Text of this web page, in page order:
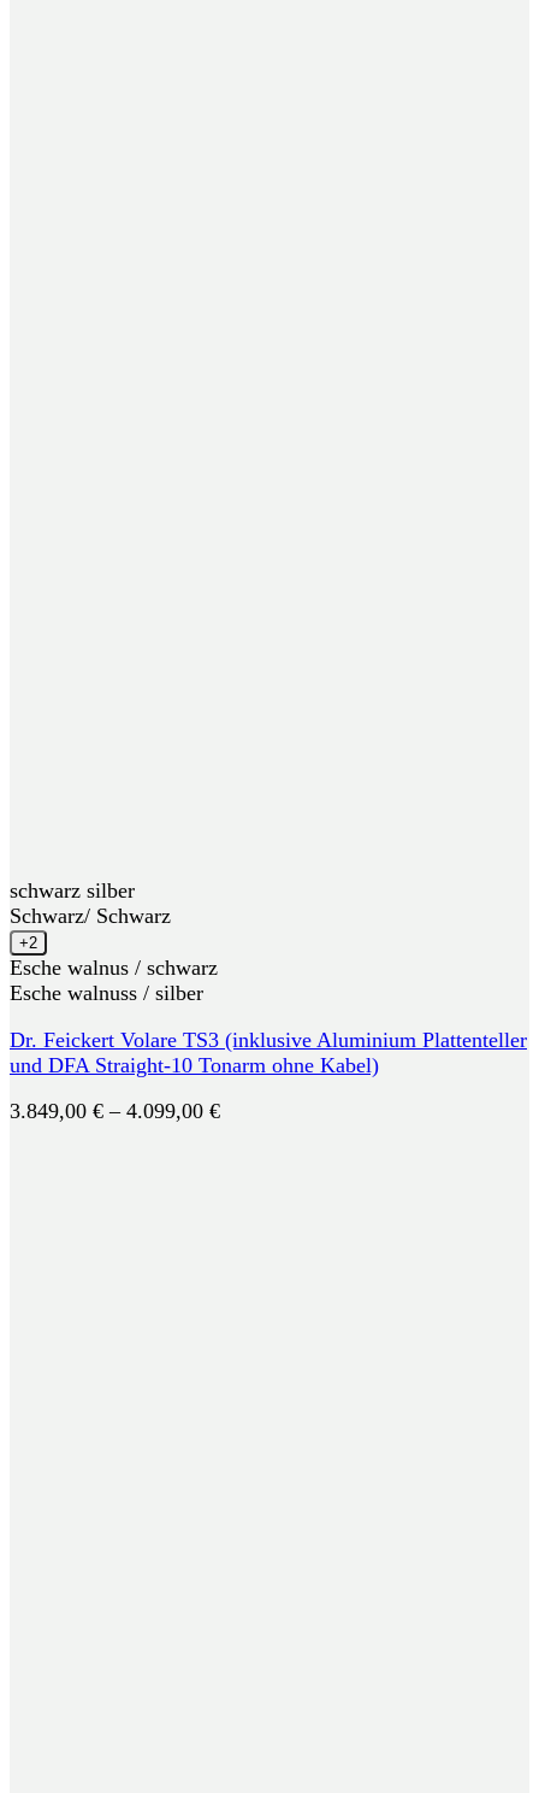
schwarz silber
Schwarz/ Schwarz
+2
Esche walnus / schwarz
Esche walnuss / silber
Dr. Feickert Volare TS3 (inklusive Aluminium Plattenteller
und DFA Straight-10 Tonarm ohne Kabel)
3.849,00 € – 4.099,00 €Preisspanne: